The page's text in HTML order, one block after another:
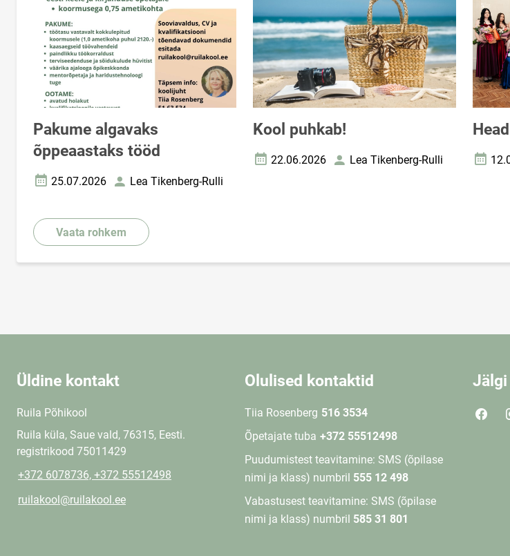
Pakume algavaks
õppeaastaks tööd
Loomise kuupäev
25.07.2026 AutorLea Tikenberg-Rulli
Kool puhkab!
Loomise kuupäev
22.06.2026 AutorLea Tikenberg-Rulli
Vaata rohkem
Üldine kontakt
Ruila Põhikool
Ruila küla, Saue vald, 76315, Eesti.
registrikood 75011429
+372 6078736, +372 55512498
ruilakool@ruilakool.ee
Olulised kontaktid
Tiia Rosenberg 516 3534
Õpetajate tuba +372 55512498
Puudumistest teavitamine: SMS (õpilase
nimi ja klass) numbril 555 12 498
Vabastusest teavitamine: SMS (õpilase
nimi ja klass) numbril 585 31 801